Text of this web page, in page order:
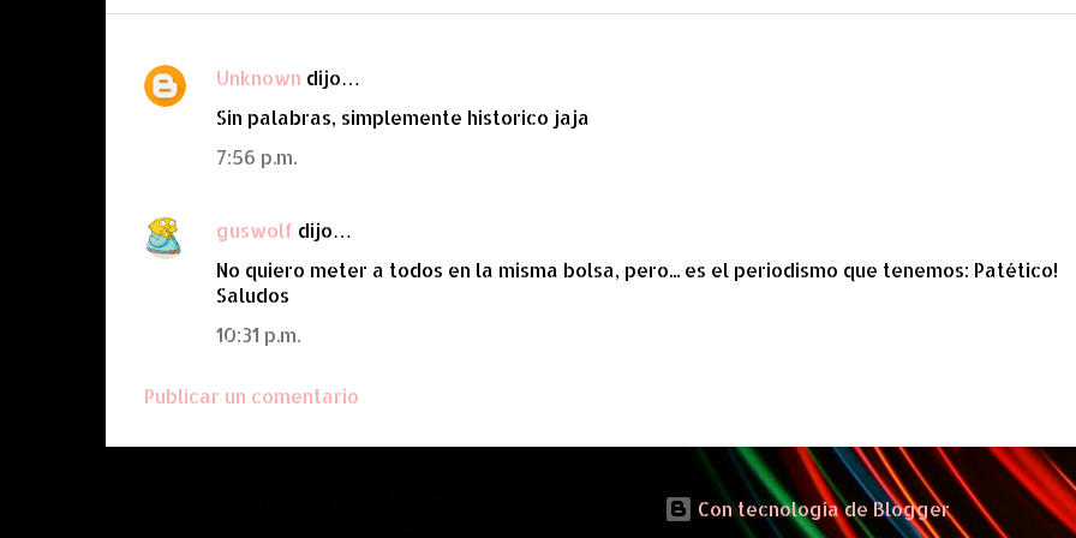
C
n
t
o
Unknown dijo…
Sin palabras, simplemente historico jaja
7:56 p.m.
guswolf dijo…
No quiero meter a todos en la misma bolsa, pero... es el periodismo que tenemos: Patético!
Saludos
10:31 p.m.
Publicar un comentario
Con tecnología de Blogger